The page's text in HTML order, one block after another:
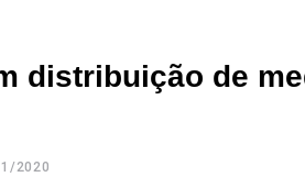
distribuição de
2020